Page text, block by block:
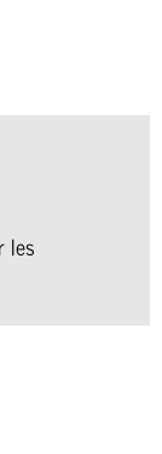
les